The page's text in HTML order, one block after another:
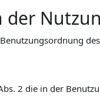
der
2 die in der